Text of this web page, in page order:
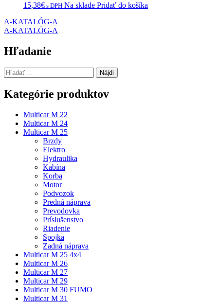
15,38€ s DPH Na sklade Pridať do košíka
Navigácia
v
článku
A-KATALÓG-A
A-KATALÓG-A
Hľadanie
Hľadať:
Kategórie produktov
Multicar M 22
Multicar M 24
Multicar M 25
Brzdy
Elektro
Hydraulika
Kabína
Korba
Motor
Podvozok
Predná náprava
Prevodovka
Príslušenstvo
Riadenie
Spojka
Zadná náprava
Multicar M 25 4x4
Multicar M 26
Multicar M 27
Multicar M 29
Multicar M 30 FUMO
Multicar M 31